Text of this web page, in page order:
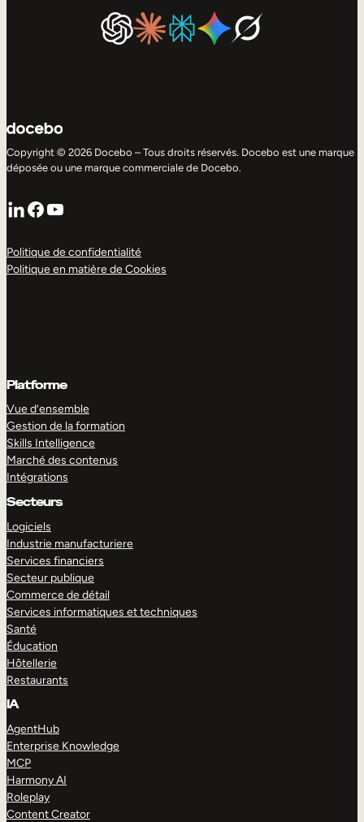
Copyright © 2026 Docebo – Tous droits réservés. Docebo est une marque
déposée ou une marque commerciale de Docebo.
LinkedIn
Facebook
YouTube
Politique de confidentialité
Politique en matière de Cookies
Platforme
Vue d’ensemble
Gestion de la formation
Skills Intelligence
Marché des contenus
Intégrations
Secteurs
Logiciels
Industrie manufacturiere
Services financiers
Secteur publique
Commerce de détail
Services informatiques et techniques
Santé
Éducation
Hôtellerie
Restaurants
IA
AgentHub
Enterprise Knowledge
MCP
Harmony AI
Roleplay
Content Creator